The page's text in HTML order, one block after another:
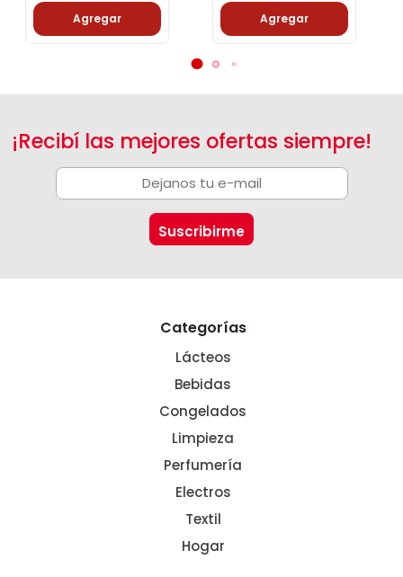
Agregar Agregar
¡Recibí las mejores ofertas siempre!
Categorías
Lácteos
Bebidas
Congelados
Limpieza
Perfumería
Electros
Textil
Hogar